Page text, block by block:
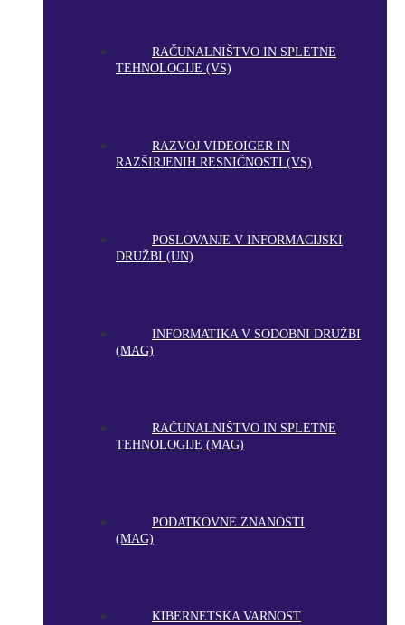
RAČUNALNIŠTVO IN SPLETNE
TEHNOLOGIJE (VS)
RAZVOJ VIDEOIGER IN
RAZŠIRJENIH RESNIČNOSTI (VS)
POSLOVANJE V INFORMACIJSKI
DRUŽBI (UN)
INFORMATIKA V SODOBNI DRUŽBI
(MAG)
RAČUNALNIŠTVO IN SPLETNE
TEHNOLOGIJE (MAG)
PODATKOVNE ZNANOSTI
(MAG)
KIBERNETSKA VARNOST